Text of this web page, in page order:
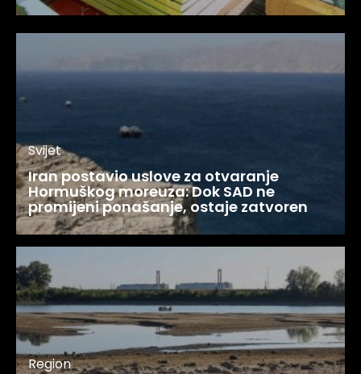
Svijet
Iran postavio uslove za otvaranje
Hormuškog moreuza: Dok SAD ne
promijeni ponašanje, ostaje zatvoren
Region